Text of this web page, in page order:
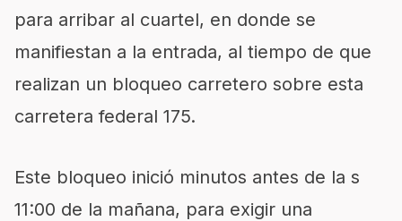
para arribar al cuartel, en donde se
manifiestan a la entrada, al tiempo de que
realizan un bloqueo carretero sobre esta
carretera federal 175.
Este bloqueo inició minutos antes de la s
11:00 de la mañana, para exigir una